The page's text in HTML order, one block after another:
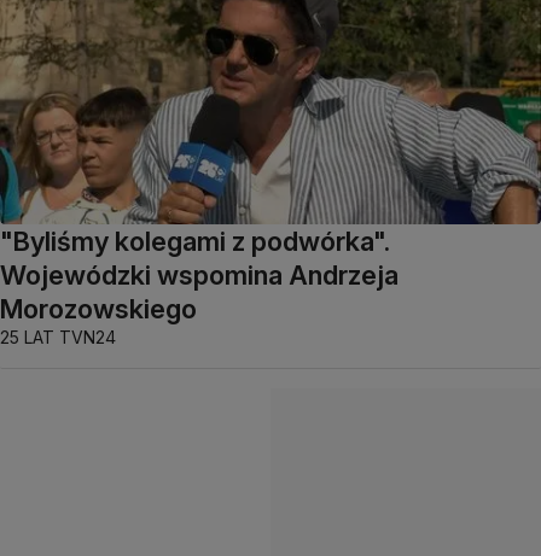
"Byliśmy kolegami z podwórka".
Wojewódzki wspomina Andrzeja
Morozowskiego
25 LAT TVN24